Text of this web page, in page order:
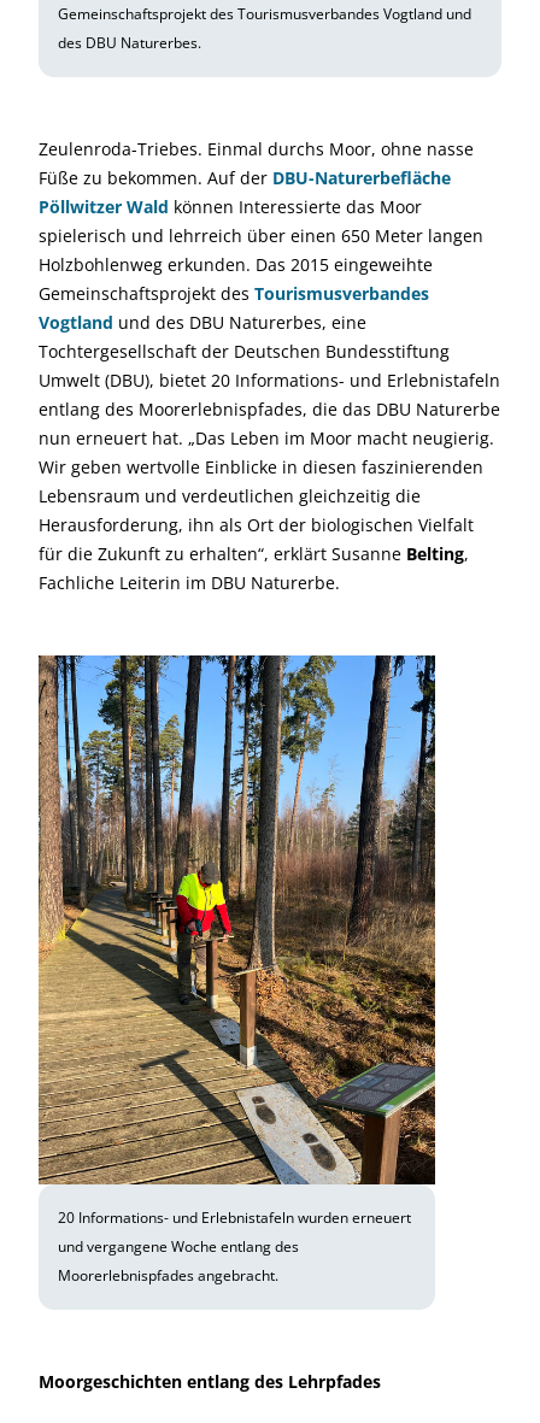
Gemeinschaftsprojekt des Tourismusverbandes Vogtland und
des DBU Naturerbes.
Zeulenroda-Triebes. Einmal durchs Moor, ohne nasse
Füße zu bekommen. Auf der DBU-Naturerbefläche
Pöllwitzer Wald können Interessierte das Moor
spielerisch und lehrreich über einen 650 Meter langen
Holzbohlenweg erkunden. Das 2015 eingeweihte
Gemeinschaftsprojekt des Tourismusverbandes
Vogtland und des DBU Naturerbes, eine
Tochtergesellschaft der Deutschen Bundesstiftung
Umwelt (DBU), bietet 20 Informations- und Erlebnistafeln
entlang des Moorerlebnispfades, die das DBU Naturerbe
nun erneuert hat. „Das Leben im Moor macht neugierig.
Wir geben wertvolle Einblicke in diesen faszinierenden
Lebensraum und verdeutlichen gleichzeitig die
Herausforderung, ihn als Ort der biologischen Vielfalt
für die Zukunft zu erhalten“, erklärt Susanne Belting,
Fachliche Leiterin im DBU Naturerbe.
20 Informations- und Erlebnistafeln wurden erneuert
und vergangene Woche entlang des
Moorerlebnispfades angebracht.
Moorgeschichten entlang des Lehrpfades